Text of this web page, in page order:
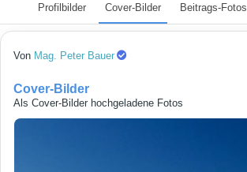
Profilbilder Cover-Bilder Beitrags-Fotos
Von Mag. Peter Bauer
Cover-Bilder
Als Cover-Bilder hochgeladene Fotos